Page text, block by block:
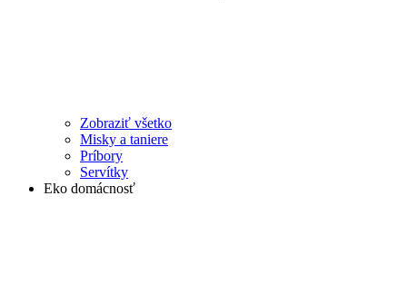
Zobraziť všetko
Misky a taniere
Príbory
Servítky
Eko domácnosť